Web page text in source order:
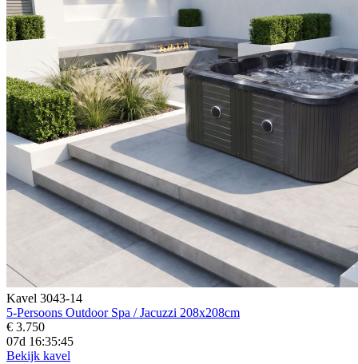
Kavel 3043-14
5-Persoons Outdoor Spa / Jacuzzi 208x208cm
€ 3.750
07d 16:35:43
Bekijk kavel